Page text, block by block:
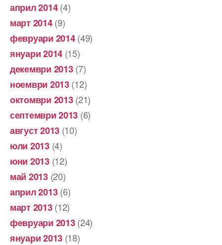
април 2014(4)
март 2014(9)
февруари 2014(49)
януари 2014 (15)
декември 2013(7)
ноември 2013(12)
октомври 2013(21)
септември 2013 (6)
август 2013 (10)
юли 2013(4)
юни 2013(12)
май 2013(20)
април 2013(6)
март 2013(12)
февруари 2013(24)
януари 2013 (18)